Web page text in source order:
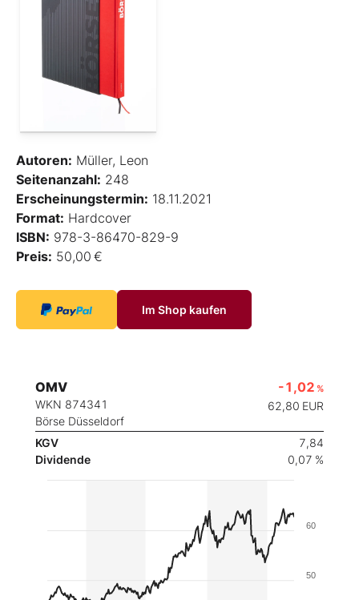
Autoren: Müller, Leon
Seitenanzahl: 248
Erscheinungstermin: 18.11.2021
Format: Hardcover
ISBN: 978-3-86470-829-9
Preis: 50,00 €
Im Shop kaufen
OMV
WKN 874341
Börse Düsseldorf
-1,02 %
62,80 EUR
KGV
7,84
Dividende
0,07 %
50
60